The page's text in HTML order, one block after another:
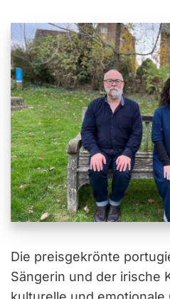
Die preisgekrönte
Sängerin und der irische